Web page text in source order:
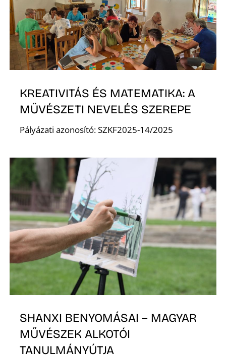
KREATIVITÁS ÉS MATEMATIKA: A
MŰVÉSZETI NEVELÉS SZEREPE
Pályázati azonosító: SZKF2025-14/2025
SHANXI BENYOMÁSAI – MAGYAR
MŰVÉSZEK ALKOTÓI
TANULMÁNYÚTJA